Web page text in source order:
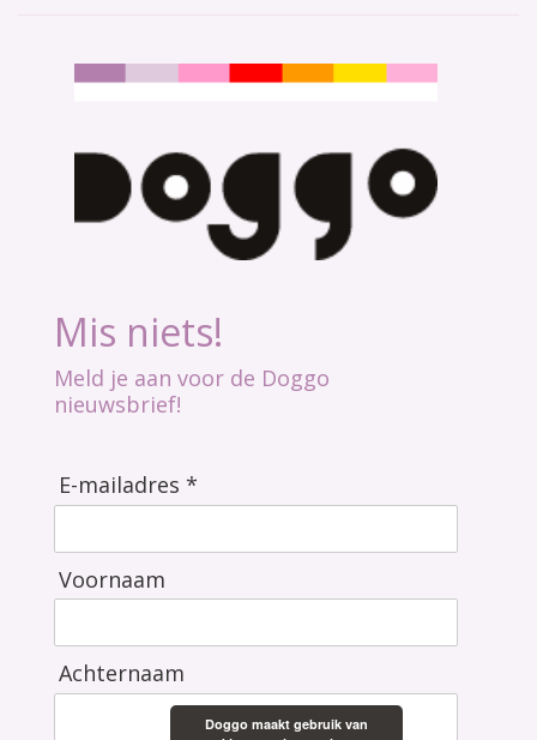
Mis niets!
Meld je aan voor de Doggo
nieuwsbrief!
E-mailadres *
Voornaam
Achternaam
Doggo maakt gebruik van